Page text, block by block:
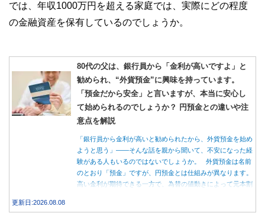
では、年収1000万円を超える家庭では、実際にどの程度
の金融資産を保有しているのでしょうか。
80代の父は、銀行員から「金利が高いですよ」と
勧められ、“外貨預金”に興味を持っています。
「預金だから安全」と言いますが、本当に安心し
て始められるのでしょうか？ 円預金との違いや注
意点を解説
「銀行員から金利が高いと勧められたから、外貨預金を始め
ようと思う」――そんな話を親から聞いて、不安になった経
験がある人もいるのではないでしょうか。 外貨預金は名前
のとおり「預金」ですが、円預金とは仕組みが異なります。
高い金利が期待できる一方で、為替の値動きによって元本割
更新日:2026.08.08